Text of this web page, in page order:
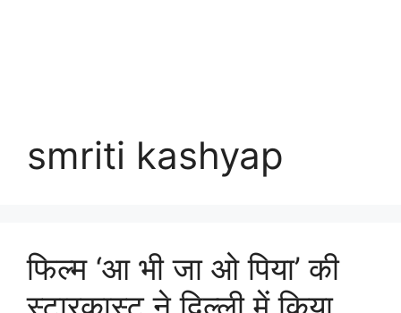
smriti kashyap
फिल्म ‘आ भी जा ओ पिया’ की